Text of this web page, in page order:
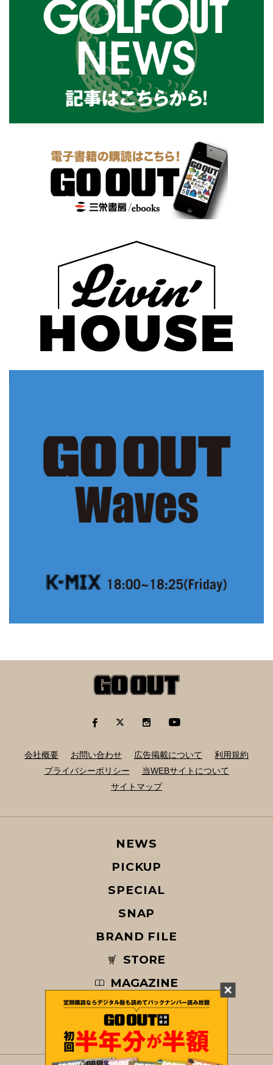
会社概要 お問い合わせ 広告掲載について
利用規約
プライバシーポリシー
当WEBサイトについて
サイトマップ
NEWS
PICKUP
SPECIAL
SNAP
BRAND FILE
STORE
MAGAZINE